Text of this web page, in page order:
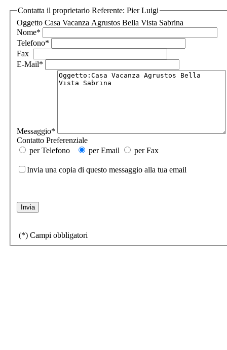
Contatta il proprietario Referente: Pier Luigi
Oggetto Casa Vacanza Agrustos Bella Vista Sabrina
Nome*
Telefono*
Fax
E-Mail*
Messaggio*
Contatto Preferenziale
per Telefono
per Email per Fax
Invia una copia di questo messaggio alla tua email
(*) Campi obbligatori